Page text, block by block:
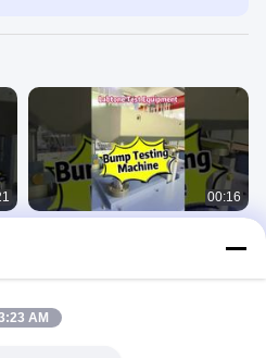
00:16
ความเร็วสูง 100 กิโลกรัม พร้อมตาราง
AM